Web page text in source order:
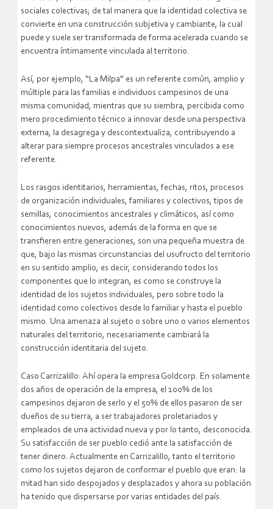
sociales colectivas; de tal manera que la identidad colectiva se
convierte en una construcción subjetiva y cambiante, la cual
puede y suele ser transformada de forma acelerada cuando se
encuentra íntimamente vinculada al territorio.
Así, por ejemplo, “La Milpa” es un referente común, amplio y
múltiple para las familias e individuos campesinos de una
misma comunidad, mientras que su siembra, percibida como
mero procedimiento técnico a innovar desde una perspectiva
externa, la desagrega y descontextualiza, contribuyendo a
alterar para siempre procesos ancestrales vinculados a ese
referente.
Los rasgos identitarios, herramientas, fechas, ritos, procesos
de organización individuales, familiares y colectivos, tipos de
semillas, conocimientos ancestrales y climáticos, así como
conocimientos nuevos, además de la forma en que se
transfieren entre generaciones, son una pequeña muestra de
que, bajo las mismas circunstancias del usufructo del territorio
en su sentido amplio, es decir, considerando todos los
componentes que lo integran, es como se construye la
identidad de los sujetos individuales, pero sobre todo la
identidad como colectivos desde lo familiar y hasta el pueblo
mismo. Una amenaza al sujeto o sobre uno o varios elementos
naturales del territorio, necesariamente cambiará la
construcción identitaria del sujeto.
Caso Carrizalillo: Ahí opera la empresa Goldcorp. En solamente
dos años de operación de la empresa, el 100% de los
campesinos dejaron de serlo y el 50% de ellos pasaron de ser
dueños de su tierra, a ser trabajadores proletariados y
empleados de una actividad nueva y por lo tanto, desconocida.
Su satisfacción de ser pueblo cedió ante la satisfacción de
tener dinero. Actualmente en Carrizalillo, tanto el territorio
como los sujetos dejaron de conformar el pueblo que eran: la
mitad han sido despojados y desplazados y ahora su población
ha tenido que dispersarse por varias entidades del país.